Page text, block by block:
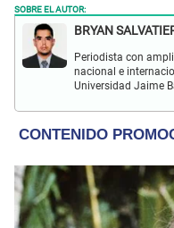
SOBRE EL AUTOR:
BRYAN
Periodista con
nacional e
Universidad Jaime
películas, series,